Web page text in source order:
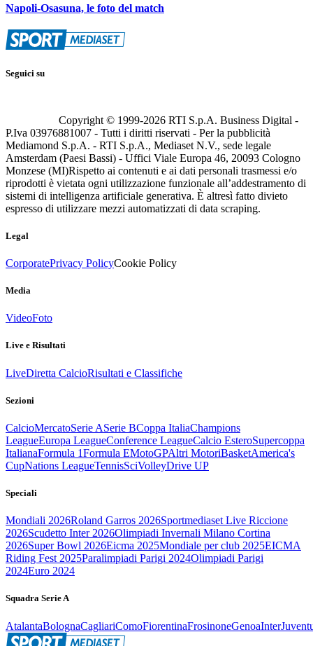
Napoli-Osasuna, le foto del match
Seguici su
Copyright © 1999-2026 RTI S.p.A. Business Digital -
P.Iva 03976881007 - Tutti i diritti riservati - Per la pubblicità
Mediamond S.p.A. - RTI S.p.A., Mediaset N.V., sede legale
Amsterdam (Paesi Bassi) - Uffici Viale Europa 46, 20093 Cologno
Monzese (MI)Rispetto ai contenuti e ai dati personali trasmessi e/o
riprodotti è vietata ogni utilizzazione funzionale all’addestramento di
sistemi di intelligenza artificiale generativa. È altresì fatto divieto
espresso di utilizzare mezzi automatizzati di data scraping.
Legal
CorporatePrivacy PolicyCookie Policy
Media
VideoFoto
Live e Risultati
LiveDiretta CalcioRisultati e Classifiche
Sezioni
CalcioMercatoSerie ASerie BCoppa ItaliaChampions
LeagueEuropa LeagueConference LeagueCalcio EsteroSupercoppa
ItalianaFormula 1Formula EMotoGPAltri MotoriBasketAmerica's
CupNations LeagueTennisSciVolleyDrive UP
Speciali
Mondiali 2026Roland Garros 2026Sportmediaset Live Riccione
2026Scudetto Inter 2026Olimpiadi Invernali Milano Cortina
2026Super Bowl 2026Eicma 2025Mondiale per club 2025EICMA
Riding Fest 2025Paralimpiadi Parigi 2024Olimpiadi Parigi
2024Euro 2024
Squadra Serie A
AtalantaBolognaCagliariComoFiorentinaFrosinoneGenoaInter